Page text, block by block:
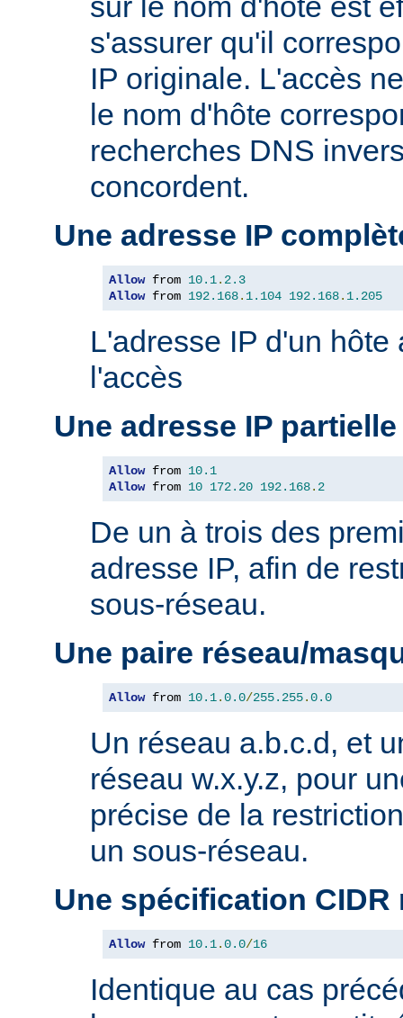
s'assurer qu'il
IP originale. L'accès
le nom d'hôte
recherches DNS
concordent.
Une adresse IP
Allow from 10.1. 2.3
Allow from 192.168. 1.104 192.168. 1.205
L'adresse IP d'un
l'accès
Une adresse IP partielle
Allow from 10.1
Allow from 10 172.20 192.168. 2
De un à trois des
adresse IP, afin de
sous-réseau.
Une paire réseau/
Allow from 10.1.0.0/255.255.0.0
Un réseau a.b.c.d, et
réseau w.x.y.z, pour
précise de la
un sous-réseau.
Une spécification CIDR
Allow from 10.1.0.0/16
Identique au cas